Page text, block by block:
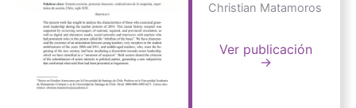
Christian Matamoros
Ver publicación
→